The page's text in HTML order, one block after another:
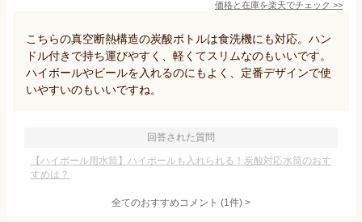
価格と在庫を楽天でチェック >>
こちらの真空断熱構造の炭酸ボトルは食洗機にも対応。ハン
ドル付きで持ち運びやすく、軽くてスリムなのもいいです。
ハイボールやビールを入れるのにもよく、定番デザインで使
いやすいのもいいですね。
回答された質問
【ハイボール用水筒】ハイボールも入れられる！炭酸対応水筒のおす
すめは？
全てのおすすめコメント (1件) >